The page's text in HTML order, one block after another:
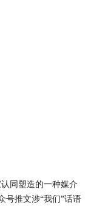
同塑造的一种媒介
号推文涉“我们”话语